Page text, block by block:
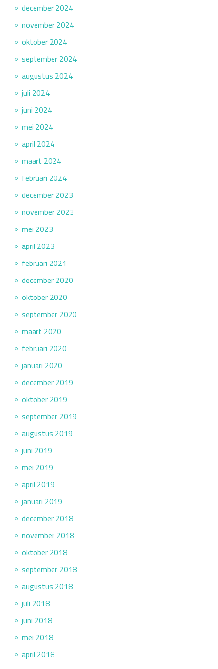
december 2024
november 2024
oktober 2024
september 2024
augustus 2024
juli 2024
juni 2024
mei 2024
april 2024
maart 2024
februari 2024
december 2023
november 2023
mei 2023
april 2023
februari 2021
december 2020
oktober 2020
september 2020
maart 2020
februari 2020
januari 2020
december 2019
oktober 2019
september 2019
augustus 2019
juni 2019
mei 2019
april 2019
januari 2019
december 2018
november 2018
oktober 2018
september 2018
augustus 2018
juli 2018
juni 2018
mei 2018
april 2018